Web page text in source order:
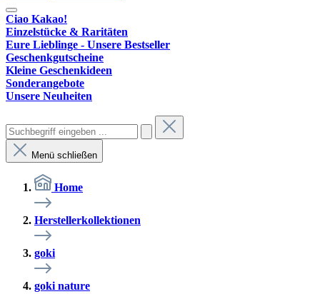
Ciao Kakao!
Einzelstücke & Raritäten
Eure Lieblinge - Unsere Bestseller
Geschenkgutscheine
Kleine Geschenkideen
Sonderangebote
Unsere Neuheiten
Menü schließen
Home
Herstellerkollektionen
goki
goki nature